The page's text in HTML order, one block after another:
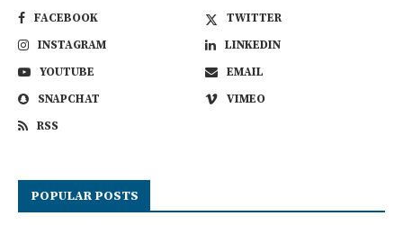
FACEBOOK
TWITTER
INSTAGRAM
LINKEDIN
YOUTUBE
EMAIL
SNAPCHAT
VIMEO
RSS
POPULAR POSTS